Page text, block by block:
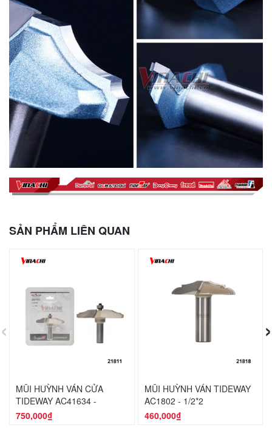
SẢN PHẨM LIÊN QUAN
MŨI HUỲNH VÁN CỬA
TIDEWAY AC41634 -
1/2*86.7MM
750,000₫
MŨI HUỲNH VÁN TIDEWAY
AC1802 - 1/2*2
460,000₫
‹ ›